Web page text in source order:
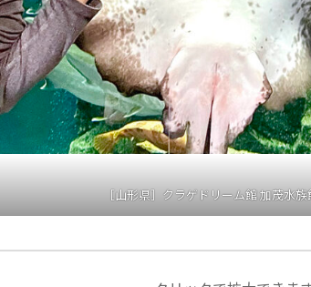
［山形県］クラゲドリーム館 加茂水